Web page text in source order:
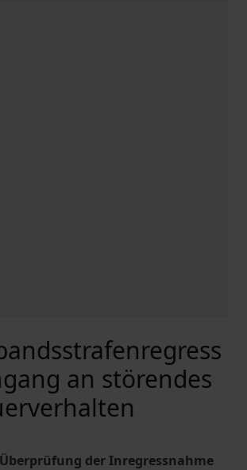
an störendes
der Inregressnahme